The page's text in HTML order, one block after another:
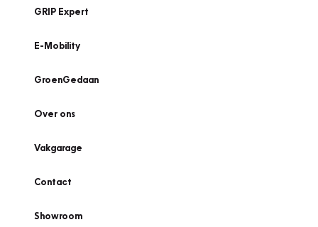
GRIP Expert
E-Mobility
GroenGedaan
Over ons
Vakgarage
Contact
Showroom